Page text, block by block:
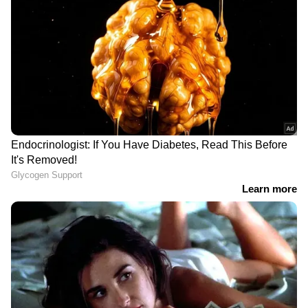
DOWNLOAD APP
അറിയാൻ
എപ്പോഴും ഏഷ്യാനെറ്റ് ന്യൂസ് വാർത്തകൾ.
Malayalam News അപ്‌ഡേറ്റുകളും
ആഴത്തിലുള്ള വിശകലനവും സമഗ്രമായ
റിപ്പോർട്ടിംഗും — എല്ലാം ഒരൊറ്റ സ്ഥലത്ത്.
ഏത് സമയത്തും, എവിടെയും
വിശ്വസനീയമായ വാർത്തകൾ ലഭിക്കാൻ